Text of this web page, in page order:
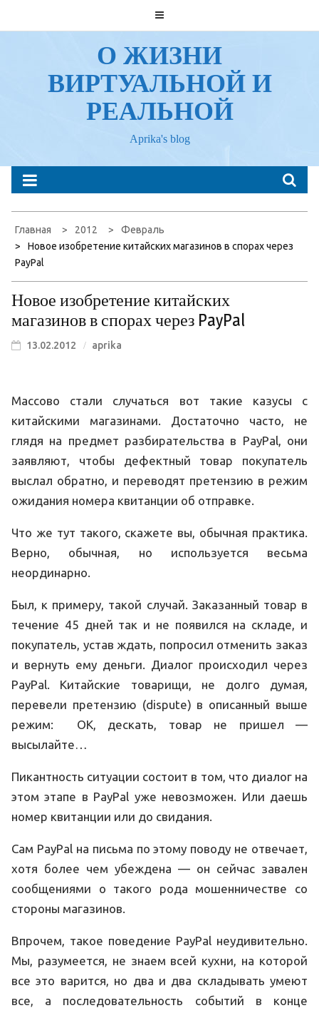
к
О ЖИЗНИ
ВИРТУАЛЬНОЙ И
РЕАЛЬНОЙ
Aprika's blog
Главная 2012
Февраль
Новое изобретение китайских магазинов в спорах через
PayPal
Новое изобретение китайских
магазинов в спорах через PayPal
13.02.2012 aprika
Массово стали случаться вот такие казусы с
китайскими магазинами. Достаточно часто, не
глядя на предмет разбирательства в PayPal, они
заявляют, чтобы дефектный товар покупатель
выслал обратно, и переводят претензию в режим
ожидания номера квитанции об отправке.
Что же тут такого, скажете вы, обычная практика.
Верно, обычная, но используется весьма
неординарно.
Был, к примеру, такой случай. Заказанный товар в
течение 45 дней так и не появился на складе, и
покупатель, устав ждать, попросил отменить заказ
и вернуть ему деньги. Диалог происходил через
PayPal. Китайские товарищи, не долго думая,
перевели претензию (dispute) в описанный выше
режим: ОК, дескать, товар не пришел —
высылайте…
Пикантность ситуации состоит в том, что диалог на
этом этапе в PayPal уже невозможен. Или даешь
номер квитанции или до свидания.
Сам PayPal на письма по этому поводу не отвечает,
хотя более чем убеждена — он сейчас завален
сообщениями о такого рода мошенничестве со
стороны магазинов.
Впрочем, такое поведение PayPal неудивительно.
Мы, разумеется, не знаем всей кухни, на которой
все это варится, но два и два складывать умеют
все, а последовательность событий в конце